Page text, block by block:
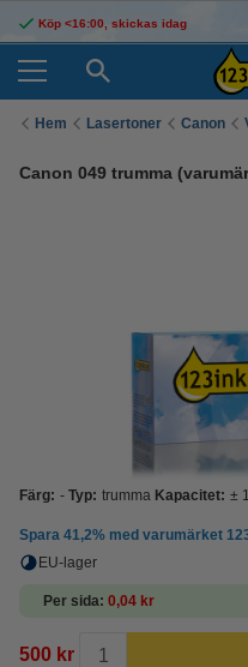
Köp <16:00, skickas idag
Hem Lasertoner Canon
Canon 049 trumma
Färg: - Typ: trumma Kapacitet: ±
Spara 41,2% med varumärket
EU-lager
Per sida 0,04 kr
500 kr